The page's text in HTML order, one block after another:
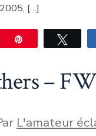
[…]
–
L'amateur